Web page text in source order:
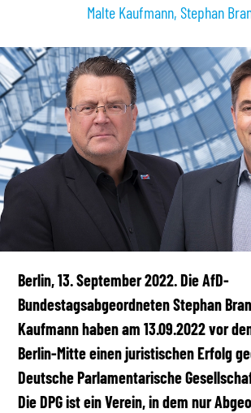
STELLENPORTAL
MEDIATHEK
Malte Kaufmann, Stephan
Berlin, 13. September 2022. Die AfD-
Bundestagsabgeordneten Stephan
Kaufmann haben am 13.09.2022 vor
Berlin-Mitte einen juristischen Erfolg
Deutsche Parlamentarische
Die DPG ist ein Verein, in dem nur